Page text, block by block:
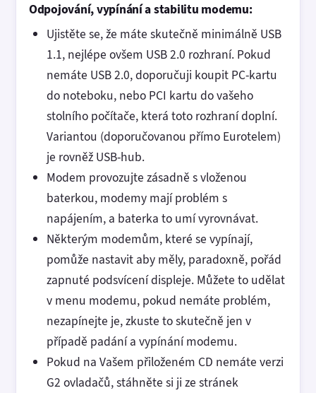
Odpojování, vypínání a stabilitu modemu:
Ujistěte se, že máte skutečně minimálně USB
1.1, nejlépe ovšem USB 2.0 rozhraní. Pokud
nemáte USB 2.0, doporučuji koupit PC-kartu
do noteboku, nebo PCI kartu do vašeho
stolního počítače, která toto rozhraní doplní.
Variantou (doporučovanou přímo Eurotelem)
je rovněž USB-hub.
Modem provozujte zásadně s vloženou
baterkou, modemy mají problém s
napájením, a baterka to umí vyrovnávat.
Některým modemům, které se vypínají,
pomůže nastavit aby měly, paradoxně, pořád
zapnuté podsvícení displeje. Můžete to udělat
v menu modemu, pokud nemáte problém,
nezapínejte je, zkuste to skutečně jen v
případě padání a vypínání modemu.
Pokud na Vašem přiloženém CD nemáte verzi
G2 ovladačů, stáhněte si ji ze stránek